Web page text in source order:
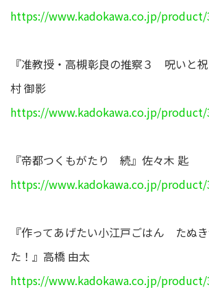
https://www.kadokawa.co.jp/product/
『准教授・高槻彰良の推察３ 呪いと
村 御影
https://www.kadokawa.co.jp/product/
『帝都つくもがたり 続』佐々木 匙
https://www.kadokawa.co.jp/product/
『作ってあげたい小江戸ごはん たぬ
た！』高橋 由太
https://www.kadokawa.co.jp/product/